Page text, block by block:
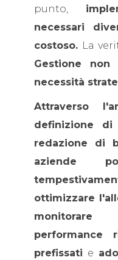
punto,
necessari
costoso. La
Gestione
necessità
Attraverso
definizione di
redazione di
aziende
ottimizzare
monitorare
performance
prefissati e